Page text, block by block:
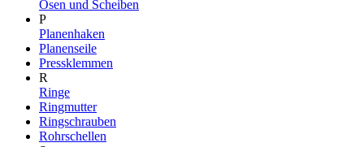
Ösen und Scheiben
P
Planenhaken
Planenseile
Pressklemmen
R
Ringe
Ringmutter
Ringschrauben
Rohrschellen